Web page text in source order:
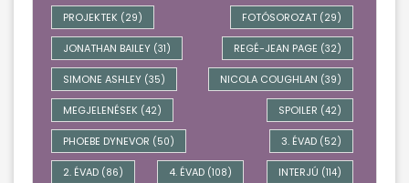
PROJEKTEK (29) FOTÓSOROZAT (29)
JONATHAN BAILEY (31) REGÉ-JEAN PAGE (32)
SIMONE ASHLEY (35) NICOLA COUGHLAN (39)
MEGJELENÉSEK (42) SPOILER (42)
PHOEBE DYNEVOR (50) 3. ÉVAD (52)
2. ÉVAD (86) 4. ÉVAD (108) INTERJÚ (114)